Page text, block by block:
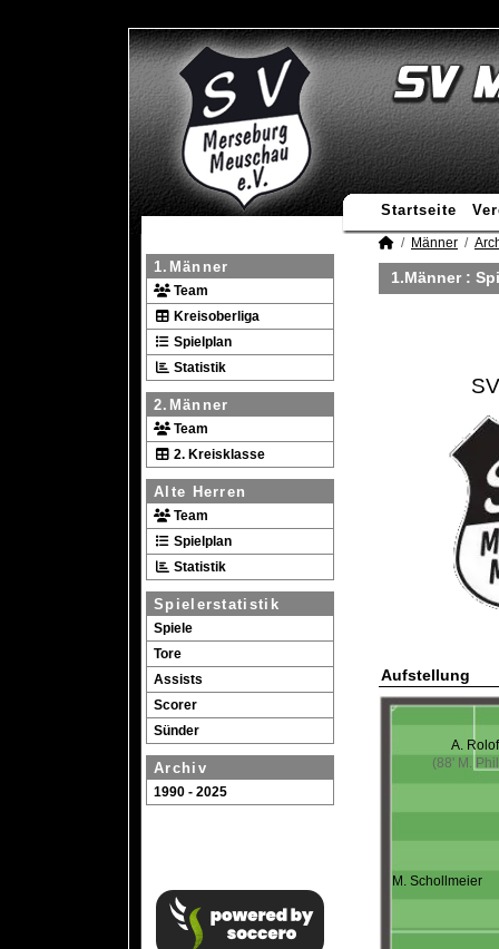
Startseite
1.Männer
Team
Kreisoberliga
Spielplan
Statistik
2.Männer
Team
2. Kreisklasse
Alte Herren
Team
Spielplan
Statistik
Spielerstatistik
Spiele
Tore
Assists
Scorer
Sünder
Archiv
1990 - 2025
Männer
1.Männer :
Aufstellung
A.
(88' M.
M. Schollmeier